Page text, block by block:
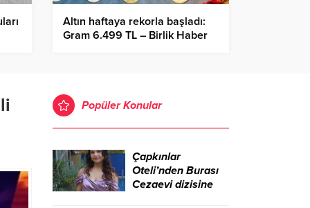
Altın haftaya rekorla başladı:
Gram 6.499 TL – Birlik Haber
Popüler Konular
Çapkınlar
Oteli’nden Burası
Cezaevi dizisine